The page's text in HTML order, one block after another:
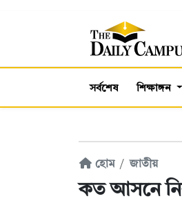
সর্বশেষ শিক্ষাঙ্গন
হোম জাতীয়
কত আসনে